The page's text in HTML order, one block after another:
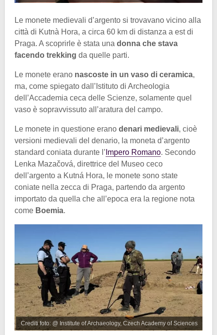
Le monete medievali d’argento si trovavano vicino alla
città di Kutnà Hora, a circa 60 km di distanza a est di
Praga. A scoprirle è stata una donna che stava
facendo trekking da quelle parti.
Le monete erano nascoste in un vaso di ceramica,
ma, come spiegato dall’Istituto di Archeologia
dell’Accademia ceca delle Scienze, solamente quel
vaso è sopravvissuto all’aratura del campo.
Le monete in questione erano denari medievali, cioè
versioni medievali del denario, la moneta d’argento
standard coniata durante l’ Impero Romano. Secondo
Lenka Mazačová, direttrice del Museo ceco
dell’argento a Kutná Hora, le monete sono state
coniate nella zecca di Praga, partendo da argento
importato da quella che all’epoca era la regione nota
come Boemia.
Crediti foto: @ Institute of Archaeology, Czech Academy of Sciences